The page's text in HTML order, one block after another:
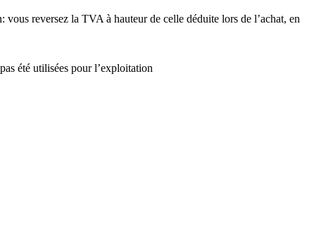
reversez la TVA à hauteur de celle déduite lors de l’achat, en
été utilisées pour l’exploitation